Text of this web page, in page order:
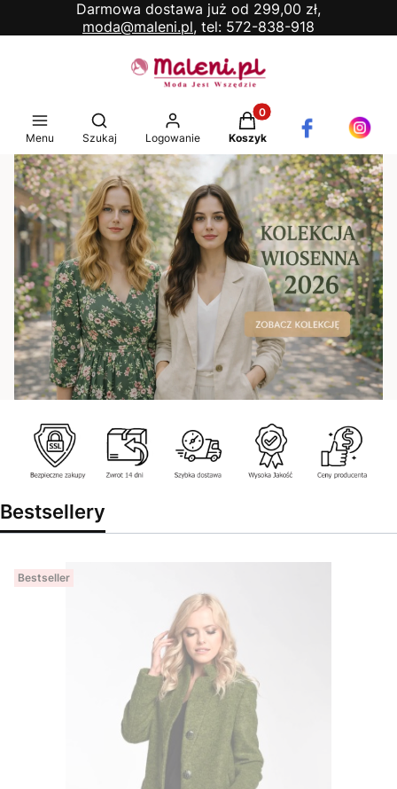
Darmowa dostawa już od 299,00 zł,
moda@maleni.pl, tel: 572-838-918
Menu
Otwórz wyszukiwarkę
Szukaj Logowanie
Produkty w koszyku: 0.
Koszyk
Bestsellery
Bestseller